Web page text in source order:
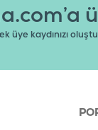
üye kaydınızı